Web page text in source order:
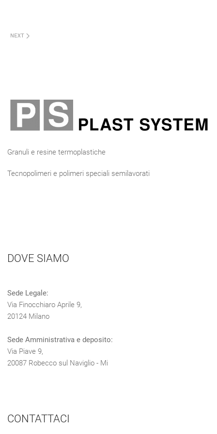
NEXT
Granuli e resine termoplastiche
Tecnopolimeri e polimeri speciali semilavorati
DOVE SIAMO
Sede Legale:
Via Finocchiaro Aprile 9,
20124 Milano
Sede Amministrativa e deposito:
Via Piave 9,
20087 Robecco sul Naviglio - Mi
CONTATTACI